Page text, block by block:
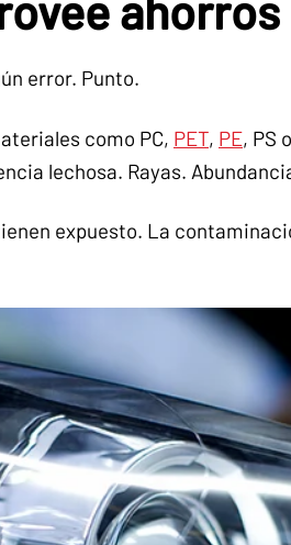
error. Punto.
como PC, PET, PE, PS o
lechosa. Rayas.
expuesto. La